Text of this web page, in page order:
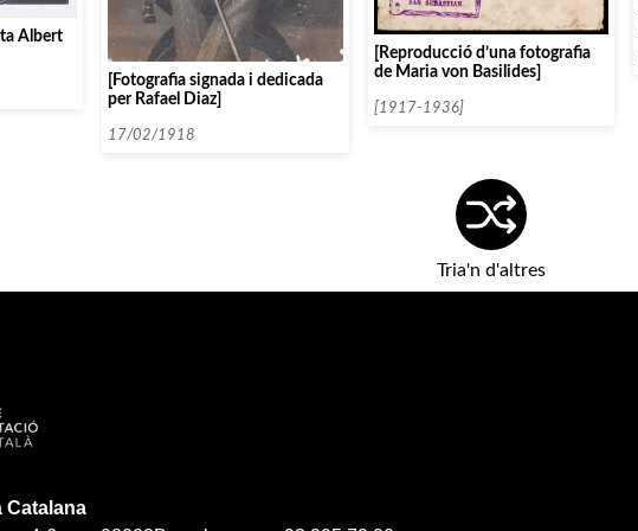
Albert
[Fotografia signada i dedicada
per Rafael Diaz]
17/02/1918
[Reproducció d’una fotografia
de Maria von Basilides]
[1917-1936]
Tria'n d'altres
Catalana